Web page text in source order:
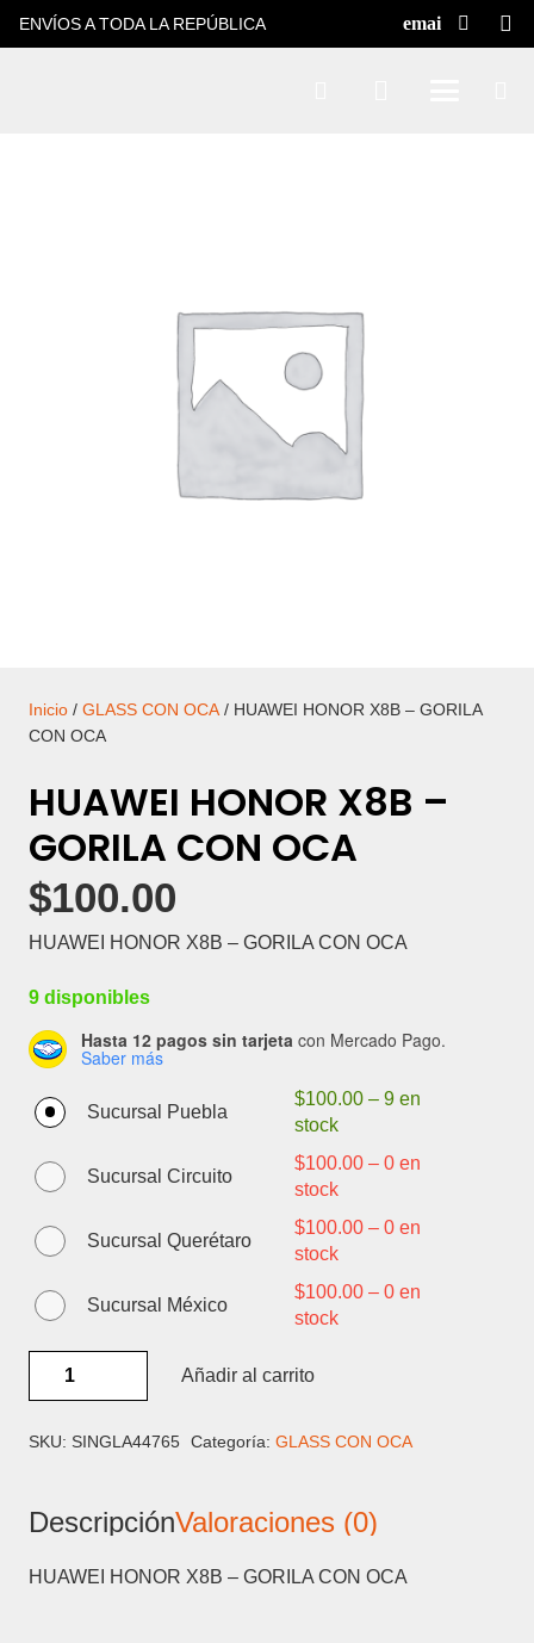
ENVÍOS A TODA LA REPÚBLICA
Inicio / GLASS CON OCA / HUAWEI HONOR X8B – GORILA
CON OCA
HUAWEI HONOR X8B –
GORILA CON OCA
$100.00
HUAWEI HONOR X8B – GORILA CON OCA
9 disponibles
Hasta 12 pagos sin tarjeta con Mercado Pago.
Saber más
Sucursal Puebla
$100.00– 9 en
stock
Sucursal Circuito
$100.00– 0 en
stock
Sucursal Querétaro
$100.00– 0 en
stock
Sucursal México
$100.00– 0 en
stock
HONOR
-
OCA
Añadir al carrito
SKU: SINGLA44765 Categoría: GLASS CON OCA
DescripciónValoraciones (0)
HUAWEI HONOR X8B – GORILA CON OCA